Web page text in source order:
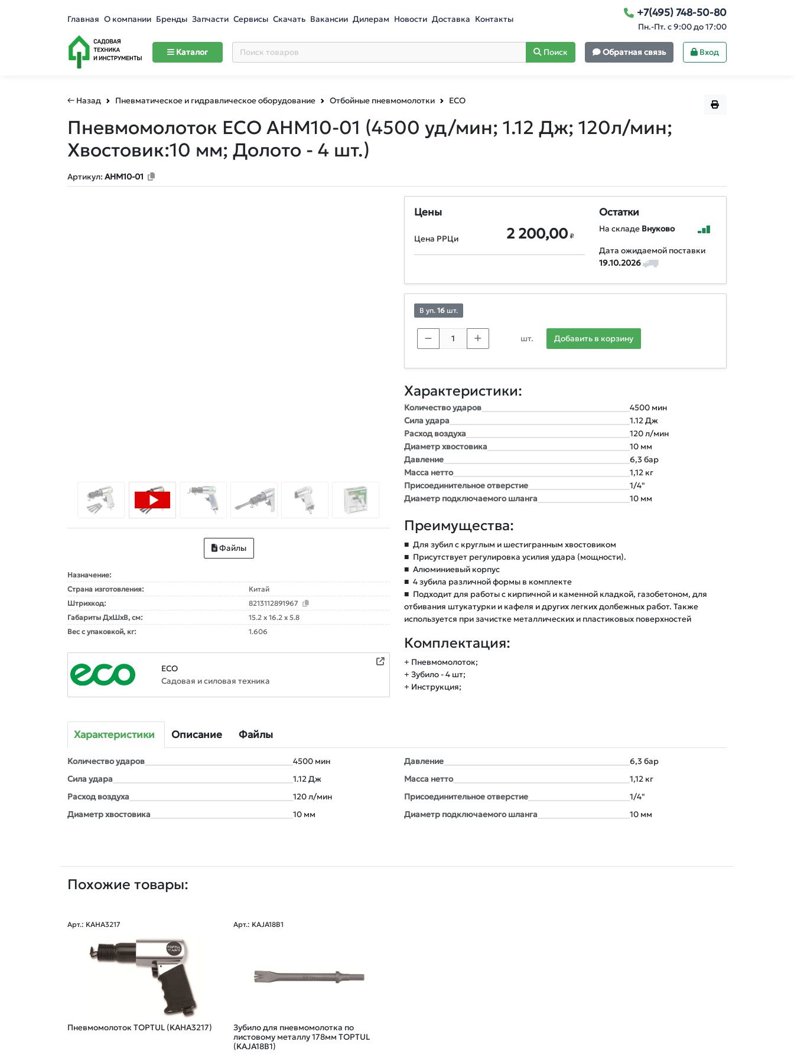
Главная О компании Бренды Запчасти Сервисы Скачать Вакансии Дилерам Новости Доставка Контакты +7(495) 748-50-80
Пн.-Пт. с 9:00 до 17:00
Каталог Поиск Обратная связь Вход
← Назад Пневматическое и гидравлическое оборудование Отбойные пневмомолотки ECO
Пневмомолоток ECO AHM10-01 (4500 уд/мин; 1.12 Дж; 120л/мин;
Хвостовик:10 мм; Долото - 4 шт.)
Артикул: AHM10-01
Файлы
Назначение:
Страна изготовления:
Китай
Штрихкод:
8213112891967
Габариты ДxШxВ, см:
15.2 x 16.2 x 5.8
Вес с упаковкой, кг:
1.606
ECO
Садовая и силовая техника
Цены
Цена РРЦи 2 200,00 ₽
Остатки
На складе Внуково
Дата ожидаемой поставки
19.10.2026
В уп. 16 шт.
шт. Добавить в корзину
Характеристики:
Количество ударов
4500 мин
Сила удара
1.12 Дж
Расxод воздуxа
120 л/мин
Диаметр xвостовика
10 мм
Давление
6,3 бар
Масса нетто
1,12 кг
Присоединительное отверстие
1/4"
Диаметр подключаемого шланга
10 мм
Преимущества:
■ Для зубил с круглым и шестигранным хвостовиком
■ Присутствует регулировка усилия удара (мощности).
■ Алюминиевый корпус
■ 4 зубила различной формы в комплекте
■ Подходит для работы с кирпичной и каменной кладкой, газобетоном, для
отбивания штукатурки и кафеля и других легких долбежных работ. Также
используется при зачистке металлических и пластиковых поверхностей
Комплектация:
+ Пневмомолоток;
+ Зубило - 4 шт;
+ Инструкция;
Характеристики Описание Файлы
Количество ударов
4500 мин
Сила удара
1.12 Дж
Расxод воздуxа
120 л/мин
Диаметр xвостовика
10 мм
Давление
6,3 бар
Масса нетто
1,12 кг
Присоединительное отверстие
1/4"
Диаметр подключаемого шланга
10 мм
Похожие товары:
Арт.: KAHA3217
Пневмомолоток TOPTUL (KAHA3217)
Арт.: KAJA18B1
Зубило для пневмомолотка по
листовому металлу 178мм TOPTUL
(KAJA18B1)